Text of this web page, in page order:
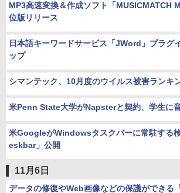
MP3高速変換＆作成ソフト「MUSICMATCH
位版リリース
日本語キーワードサービス「JWord」プラグ
ップ
シマンテック、10月度のウイルス被害ランキ
米Penn State大学がNapsterと契約、学生に
米GoogleがWindowsタスクバーに常駐する
eskbar」公開
11月6日
データの修復やWeb画像などの保護ができる